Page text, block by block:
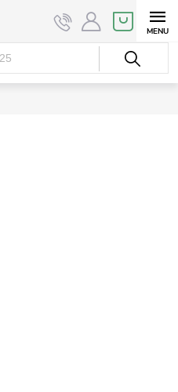
NÁKUPNÍ
KOŠÍK